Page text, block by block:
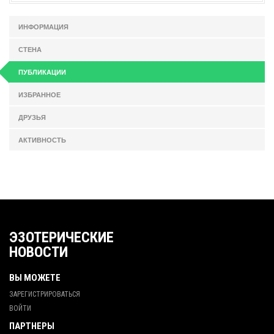
ИНФОРМАЦИЯ
СТЕНА
ПУБЛИКАЦИИ
ИЗБРАННОЕ
ДРУЗЬЯ
АКТИВНОСТЬ
ЭЗОТЕРИЧЕСКИЕ
НОВОСТИ
ВЫ МОЖЕТЕ
ЗАРЕГИСТРИРОВАТЬСЯ
ВОЙТИ
ПАРТНЕРЫ